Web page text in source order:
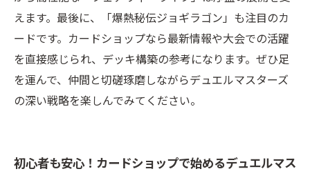
えます。最後に、「爆熱秘伝ジョギラゴン」も注目のカ
ードです。カードショップなら最新情報や大会での活躍
を直接感じられ、デッキ構築の参考になります。ぜひ足
を運んで、仲間と切磋琢磨しながらデュエルマスターズ
の深い戦略を楽しんでみてください。
初心者も安心！カードショップで始めるデュエルマス